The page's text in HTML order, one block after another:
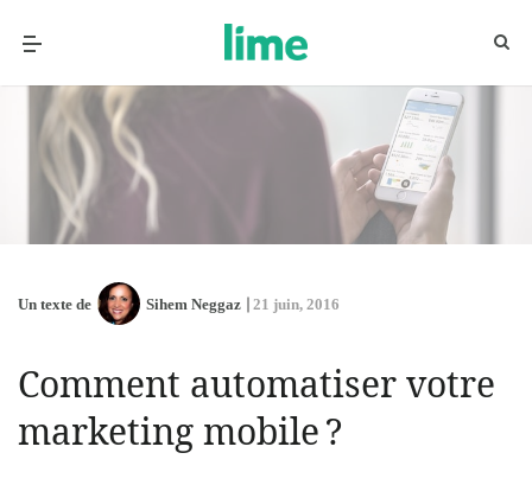
Un texte de Sihem Neggaz 21 juin, 2016
Comment automatiser votre
marketing mobile ?